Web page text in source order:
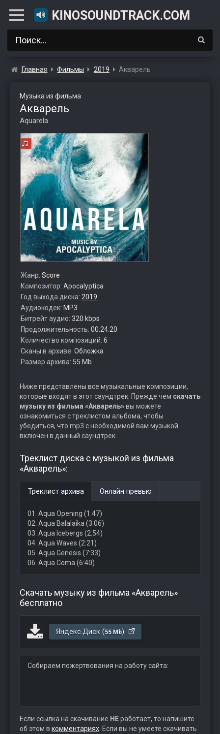
KINOSOUNDTRACK.COM
Главная Фильмы 2019 Акварель
Музыка из фильма
Акварель
Aquarela
Жанр: Score
Композитор: Apocalyptica
Год выхода диска: 2019
Аудиокодек: MP3
Битрейт аудио: 320 kbps
Продолжительность: 00:24:20
Количество композиций: 6
Сканы в архиве: Обложка
Размер архива: 55 Mb
Ниже представлены все музыкальные композиции,
которые входят в этот саундтрек. Прежде чем скачать
музыку из фильма «Акварель»вы можете
ознакомиться с треклистом альбома, чтобы
убедиться, что mp3 с необходимой вам музыкой
включен в данный саундтрек.
Треклист диска с музыкой из фильма
«Акварель»:
Треклист архива Онлайн превью
01. Aqua Opening (1:47)
02. Aqua Balalaika (3:06)
03. Aqua Icebergs (2:54)
04. Aqua Waves (2:21)
05. Aqua Genesis (7:33)
06. Aqua Coma (6:40)
Скачать музыку из фильма «Акварель»
бесплатно
Яндекс.Диск (55 Mb)
Собираем пожертвования на работу сайта:
Если ссылка на скачивание НЕработает, то напишите
об этом в комментариях . Если вы не умеете скачивать